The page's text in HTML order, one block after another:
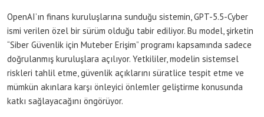
OpenAI’ın finans kuruluşlarına sunduğu sistemin, GPT-5.5-Cyber
ismi verilen özel bir sürüm olduğu tabir ediliyor. Bu model, şirketin
“Siber Güvenlik için Muteber Erişim” programı kapsamında sadece
doğrulanmış kuruluşlara açılıyor. Yetkililer, modelin sistemsel
riskleri tahlil etme, güvenlik açıklarını süratlice tespit etme ve
mümkün akınlara karşı önleyici önlemler geliştirme konusunda
katkı sağlayacağını öngörüyor.